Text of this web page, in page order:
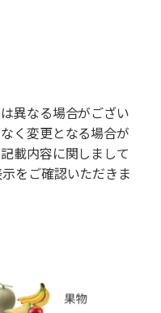
異なる場合がござい
く変更となる場合が
載内容に関しまして
をご確認いただきま